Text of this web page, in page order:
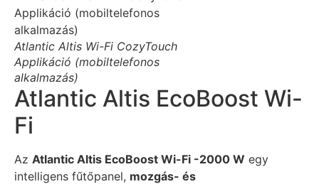
Atlantic Altis Wi-Fi CozyTouch
Applikáció (mobiltelefonos
alkalmazás)
Atlantic Altis EcoBoost Wi-
Fi
Az Atlantic Altis EcoBoost Wi-Fi -2000 W egy
intelligens fűtőpanel, mozgás- és